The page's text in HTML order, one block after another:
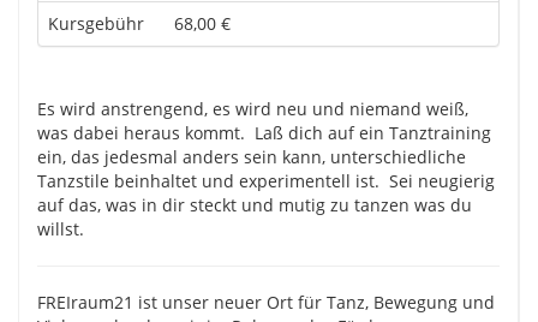
Kursgebühr
68,00 €
Es wird anstrengend, es wird neu und niemand weiß,
was dabei heraus kommt. Laß dich auf ein Tanztraining
ein, das jedesmal anders sein kann, unterschiedliche
Tanzstile beinhaltet und experimentell ist. Sei neugierig
auf das, was in dir steckt und mutig zu tanzen was du
willst.
FREIraum21 ist unser neuer Ort für Tanz, Bewegung und